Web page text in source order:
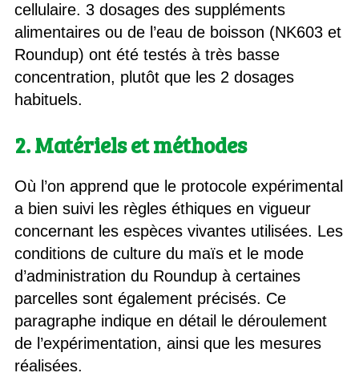
cellulaire. 3 dosages des suppléments
alimentaires ou de l’eau de boisson (NK603 et
Roundup) ont été testés à très basse
concentration, plutôt que les 2 dosages
habituels.
2. Matériels et méthodes
Où l’on apprend que le protocole expérimental
a bien suivi les règles éthiques en vigueur
concernant les espèces vivantes utilisées. Les
conditions de culture du maïs et le mode
d’administration du Roundup à certaines
parcelles sont également précisés. Ce
paragraphe indique en détail le déroulement
de l’expérimentation, ainsi que les mesures
réalisées.